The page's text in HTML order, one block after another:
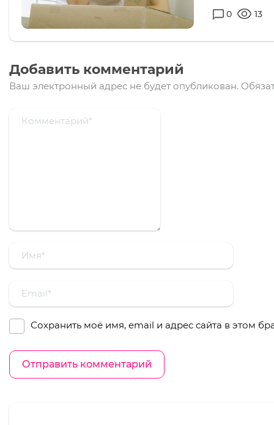
0 13
Добавить комментарий
Ваш электронный адрес не будет опубликован.
Сохранить моё имя, email и адрес сайта в этом